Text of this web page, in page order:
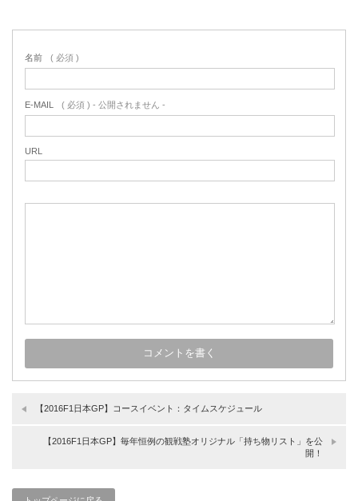
名前 ( 必須 )
E-MAIL ( 必須 ) - 公開されません -
URL
【2016F1日本GP】コースイベント：タイムスケジュール
【2016F1日本GP】毎年恒例の観戦塾オリジナル「持ち物リスト」を公
開！